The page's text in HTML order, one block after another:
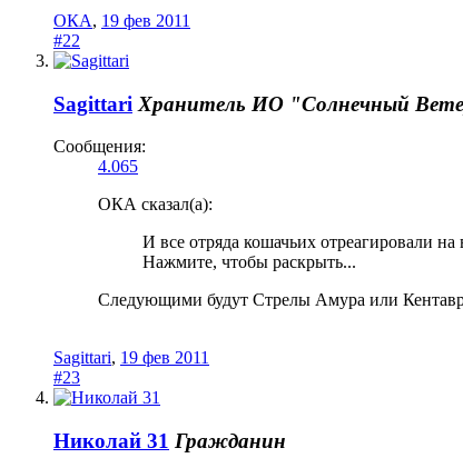
ОКА, 19 фев 2011
#22
Sagittari Хранитель ИО "Солнечный
Сообщения:
4.065
ОКА сказал(а):
И все отряда кошачьих отреагировали
Нажмите, чтобы раскрыть...
Следующими будут Стрелы Амура или
Sagittari, 19 фев 2011
#23
Николай 31 Гражданин